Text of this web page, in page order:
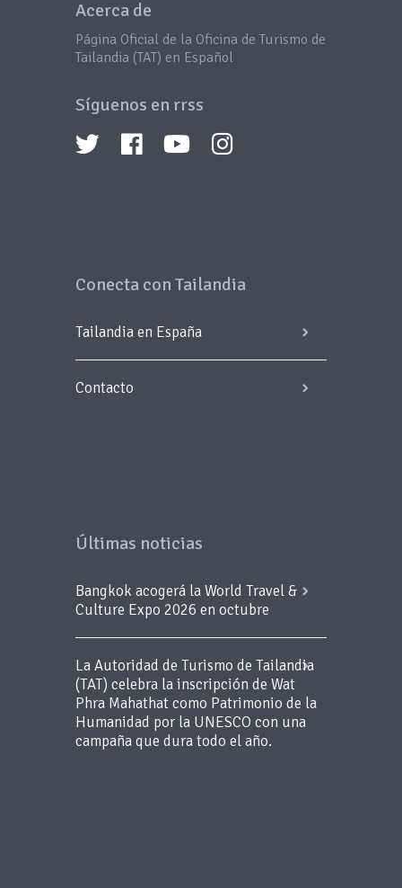
Acerca de
Página Oficial de la Oficina de Turismo de
Tailandia (TAT) en Español
Síguenos en rrss
Conecta con Tailandia
Tailandia en España
Contacto
Últimas noticias
Bangkok acogerá la World Travel &
Culture Expo 2026 en octubre
La Autoridad de Turismo de Tailandia
(TAT) celebra la inscripción de Wat
Phra Mahathat como Patrimonio de la
Humanidad por la UNESCO con una
campaña que dura todo el año.